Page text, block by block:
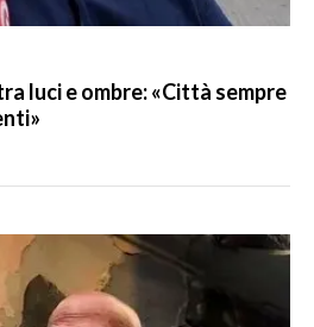
luci e ombre: «Città sempre